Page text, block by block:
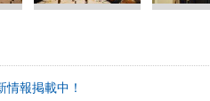
報掲載中！